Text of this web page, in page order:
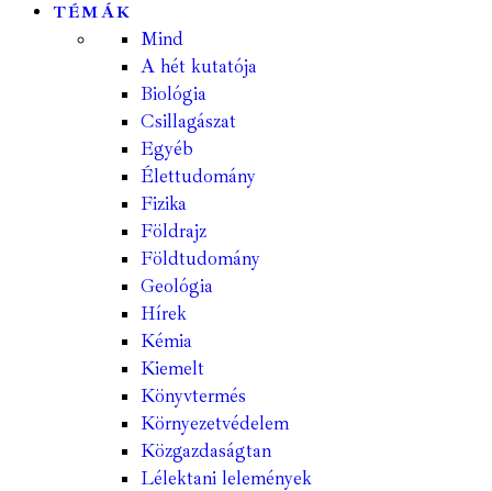
TÉMÁK
Mind
A hét kutatója
Biológia
Csillagászat
Egyéb
Élettudomány
Fizika
Földrajz
Földtudomány
Geológia
Hírek
Kémia
Kiemelt
Könyvtermés
Környezetvédelem
Közgazdaságtan
Lélektani lelemények